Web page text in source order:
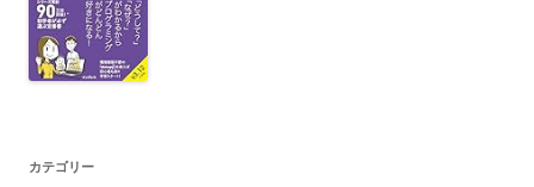
カテゴリー